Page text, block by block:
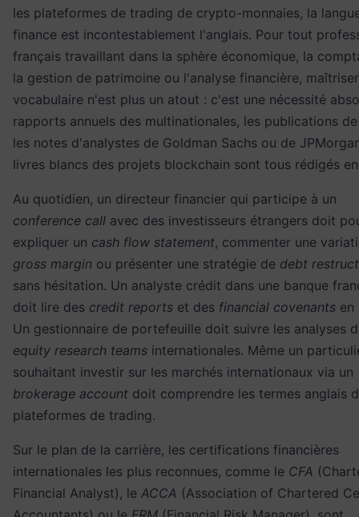
les plateformes de trading de crypto-monnaies, la
finance est incontestablement l'anglais. Pour tout
français travaillant dans la sphère économique, la
la gestion de patrimoine ou l'analyse financière,
vocabulaire n'est plus un atout : c'est une nécessité
rapports annuels des multinationales, les publications de
les notes d'analystes de Goldman Sachs ou de
livres blancs des projets blockchain sont tous rédigés
Au quotidien, un directeur financier qui participe à un
conference call avec des investisseurs étrangers doit
expliquer un cash flow statement, commenter une
gross margin ou présenter une stratégie de debt
sans hésitation. Un analyste crédit dans une banque
doit lire des credit reports et des financial covenants en
Un gestionnaire de portefeuille doit suivre les analyses
equity research teams internationales. Même un
souhaitant investir sur les marchés internationaux via un
brokerage account doit comprendre les termes anglais
plateformes de trading.
Sur le plan de la carrière, les certifications financières
internationales les plus reconnues, comme le CFA
Financial Analyst), le ACCA (Association of Chartered